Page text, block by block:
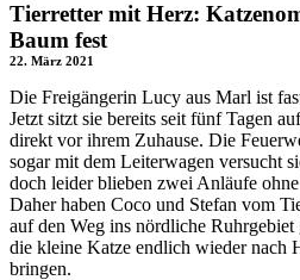
Tierretter mit Herz:
Baum fest
22. März 2021
Die Freigängerin Lucy aus Marl ist
Jetzt sitzt sie bereits seit fünf Tagen
direkt vor ihrem Zuhause. Die
sogar mit dem Leiterwagen versucht
doch leider blieben zwei Anläufe
Daher haben Coco und Stefan vom
auf den Weg ins nördliche Ruhrgebiet
die kleine Katze endlich wieder nach
bringen.